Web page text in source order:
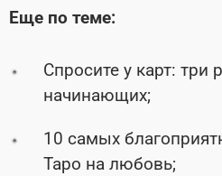
Еще по теме:
Спросите у карт: три
начинающих;
10 самых
Таро на любовь;